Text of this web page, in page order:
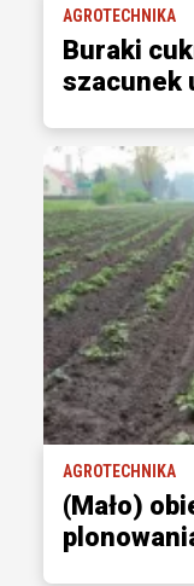
AGROTECHNIKA
Buraki
szacunek
AGROTECHNIKA
(Mało)